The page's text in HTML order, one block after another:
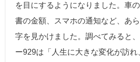
を目にするようになりました。車
書の金額、スマホの通知など、あ
字を見かけました。調べてみると
ー929は「人生に大きな変化が訪